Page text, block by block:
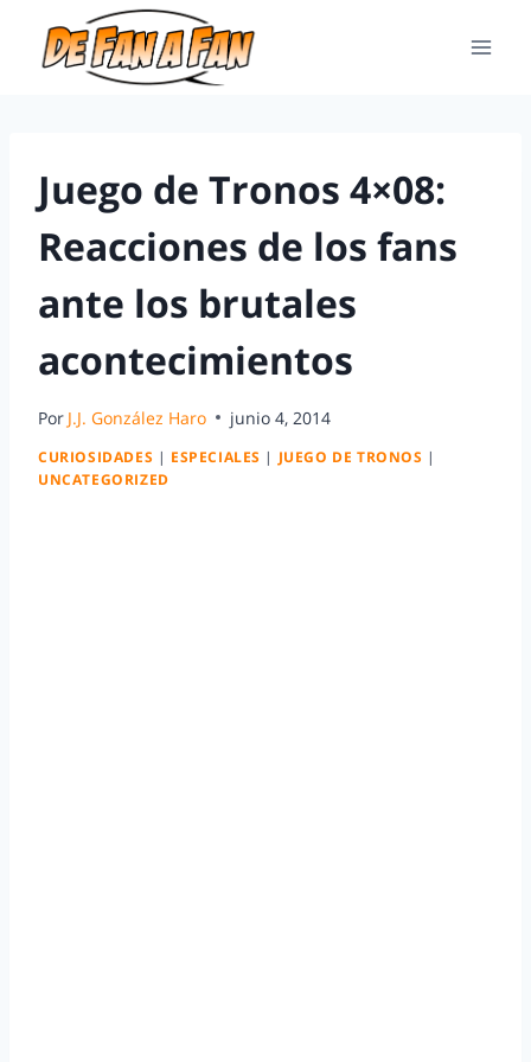
Juego de Tronos 4×08:
Reacciones de los fans
ante los brutales
acontecimientos
Por J.J. González Haro junio 4, 2014
CURIOSIDADES | ESPECIALES | JUEGO DE TRONOS |
UNCATEGORIZED